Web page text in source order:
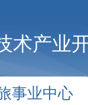
术产业
事业中心